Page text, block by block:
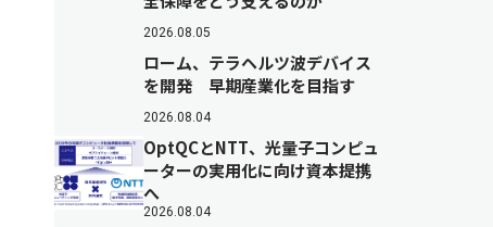
2026.08.05
ローム、テラヘルツ波デバイス
を開発 早期産業化を目指す
2026.08.04
OptQCとNTT、光量子コンピュ
ーターの実用化に向け資本提携
へ
2026.08.04